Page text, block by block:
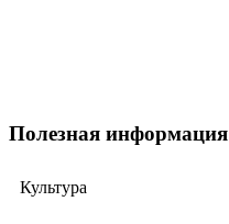
Полезная информация
Культура